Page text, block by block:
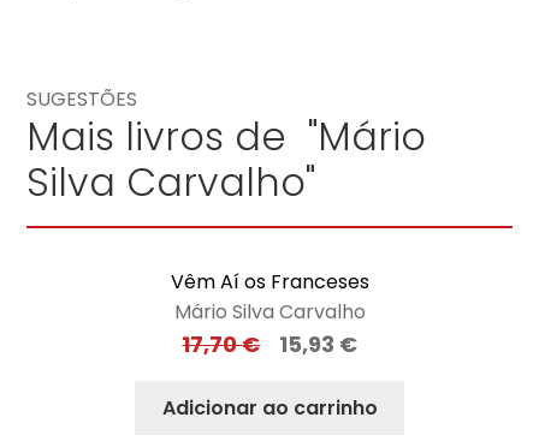
SUGESTÕES
Mais livros de "Mário
Silva Carvalho"
Vêm Aí os Franceses
Mário Silva Carvalho
17,70€ 15,93 €
Adicionar ao carrinho